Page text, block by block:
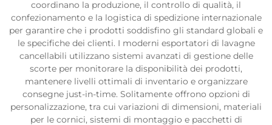
coordinano la produzione, il controllo di qualità, il
confezionamento e la logistica di spedizione internazionale
per garantire che i prodotti soddisfino gli standard globali e
le specifiche dei clienti. I moderni esportatori di lavagne
cancellabili utilizzano sistemi avanzati di gestione delle
scorte per monitorare la disponibilità dei prodotti,
mantenere livelli ottimali di inventario e organizzare
consegne just-in-time. Solitamente offrono opzioni di
personalizzazione, tra cui variazioni di dimensioni, materiali
per le cornici, sistemi di montaggio e pacchetti di